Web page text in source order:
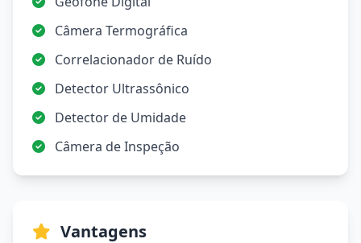
Câmera Termográfica
Correlacionador de Ruído
Detector Ultrassônico
Detector de Umidade
Câmera de Inspeção
Vantagens